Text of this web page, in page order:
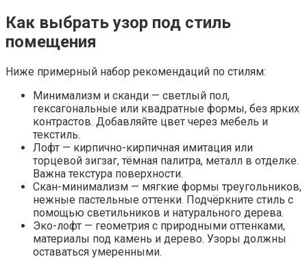
Как выбрать узор под стиль
помещения
Ниже примерный набор рекомендаций по стилям:
Минимализм и сканди — светлый пол,
гексагональные или квадратные формы, без ярких
контрастов. Добавляйте цвет через мебель и
текстиль.
Лофт — кирпично-кирпичная имитация или
торцевой зигзаг, тёмная палитра, металл в отделке.
Важна текстура поверхности.
Скан-минимализм — мягкие формы треугольников,
нежные пастельные оттенки. Подчёркните стиль с
помощью светильников и натурального дерева.
Эко-лофт — геометрия с природными оттенками,
материалы под камень и дерево. Узоры должны
оставаться умеренными.